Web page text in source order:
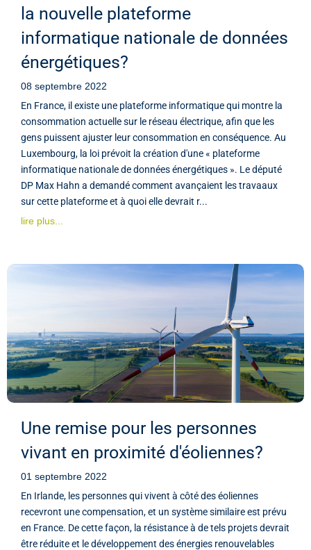
la nouvelle plateforme
informatique nationale de données
énergétiques?
08 septembre 2022
En France, il existe une plateforme informatique qui montre la
consommation actuelle sur le réseau électrique, afin que les
gens puissent ajuster leur consommation en conséquence. Au
Luxembourg, la loi prévoit la création d'une « plateforme
informatique nationale de données énergétiques ». Le député
DP Max Hahn a demandé comment avançaient les travaaux
sur cette plateforme et à quoi elle devrait r...
lire plus...
Une remise pour les personnes
vivant en proximité d'éoliennes?
01 septembre 2022
En Irlande, les personnes qui vivent à côté des éoliennes
recevront une compensation, et un système similaire est prévu
en France. De cette façon, la résistance à de tels projets devrait
être réduite et le développement des énergies renouvelables